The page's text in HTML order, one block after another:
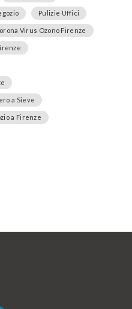
Pulizie Uffici
Virus Ozono Firenze
a Sieve
a Firenze